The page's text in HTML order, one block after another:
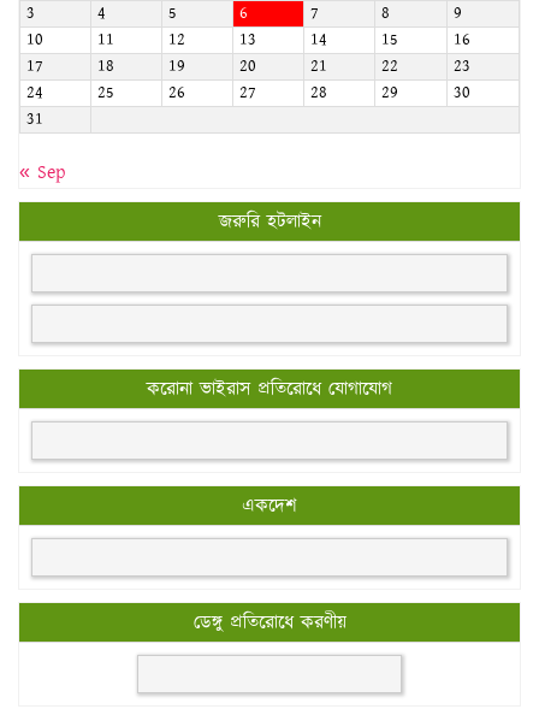
3
4 5 6 7 8
9
10
11 12 13 14 15
16
17
18 19 20 21 22
23
24
25 26 27 28 29
30
31
« Sep
জরুরি হটলাইন
করোনা ভাইরাস প্রতিরোধে যোগাযোগ
একদেশ
ডেঙ্গু প্রতিরোধে করণীয়